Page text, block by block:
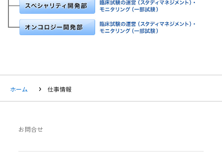
ホーム 仕事情報
お問合せ